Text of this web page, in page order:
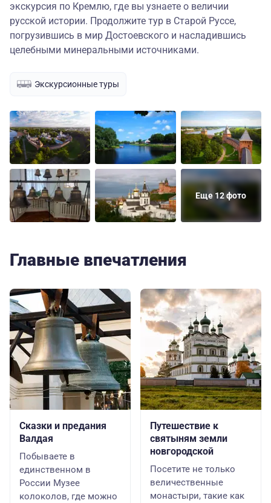
экскурсия по Кремлю, где вы узнаете о величии
русской истории. Продолжите тур в Старой Руссе,
погрузившись в мир Достоевского и насладившись
целебными минеральными источниками.
Экскурсионные туры
Еще 12 фото
Главные впечатления
Сказки и предания
Валдая
Побываете в
единственном в
России Музее
колоколов, где можно
Путешествие к
святыням земли
новгородской
Посетите не только
величественные
монастыри, такие как